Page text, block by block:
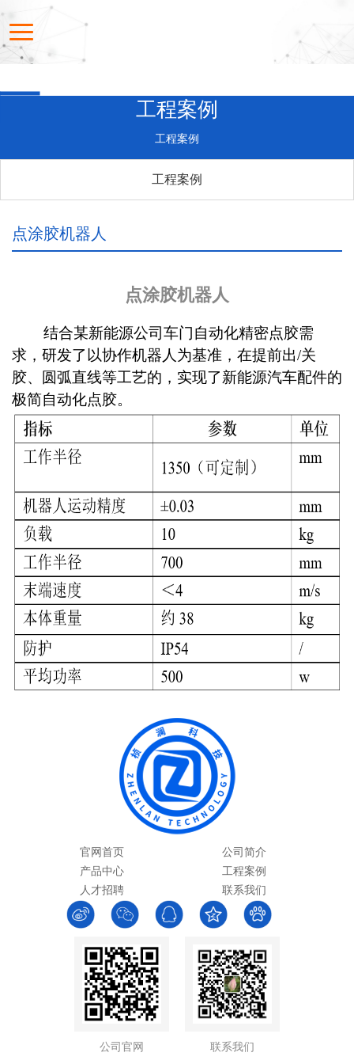
工程案例
工程案例
工程案例
点涂胶机器人
点涂胶机器人
结合某新能源公司车门自动化精密点胶需
求，研发了以协作机器人为基准，在提前出/关
胶、圆弧直线等工艺的，实现了新能源汽车配件的
极简自动化点胶。
官网首页
公司简介
产品中心
工程案例
人才招聘
联系我们
公司官网 联系我们